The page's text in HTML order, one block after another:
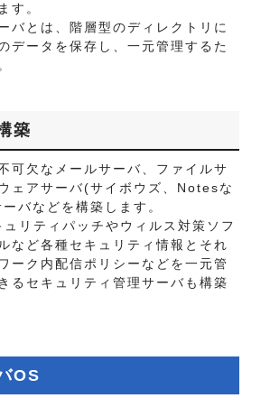
す。
バとは、階層型のディレクトリに
データを保存し、一元管理するた
築
可欠なメールサーバ、ファイルサ
ェアサーバ(サイボウズ、Notesな
バなどを構築します。
ュリティパッチやウィルス対策ソフ
など各種セキュリティ情報とそれ
ーク内配信ポリシーなどを一元管
るセキュリティ管理サーバも構築
OS